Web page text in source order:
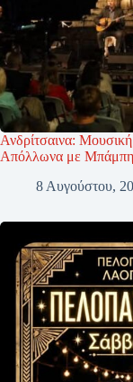
Ανδρίτσαινα:
Απόλλωνα με Μπάμπη
8 Αυγούστου,